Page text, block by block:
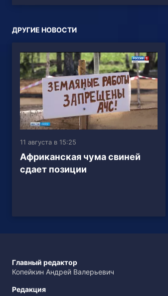
ДРУГИЕ НОВОСТИ
11 августа в 15:25
Африканская чума свиней
сдает позиции
Главный редактор
Копейкин Андрей Валерьевич
Редакция